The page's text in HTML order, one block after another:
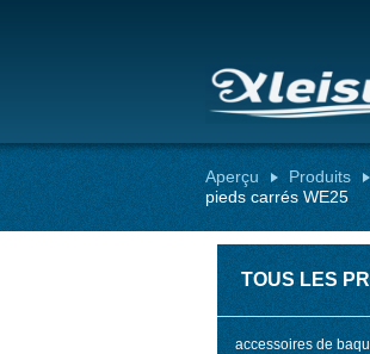
Aperçu Produits
pieds carrés WE25
TOUS LES
accessoires de